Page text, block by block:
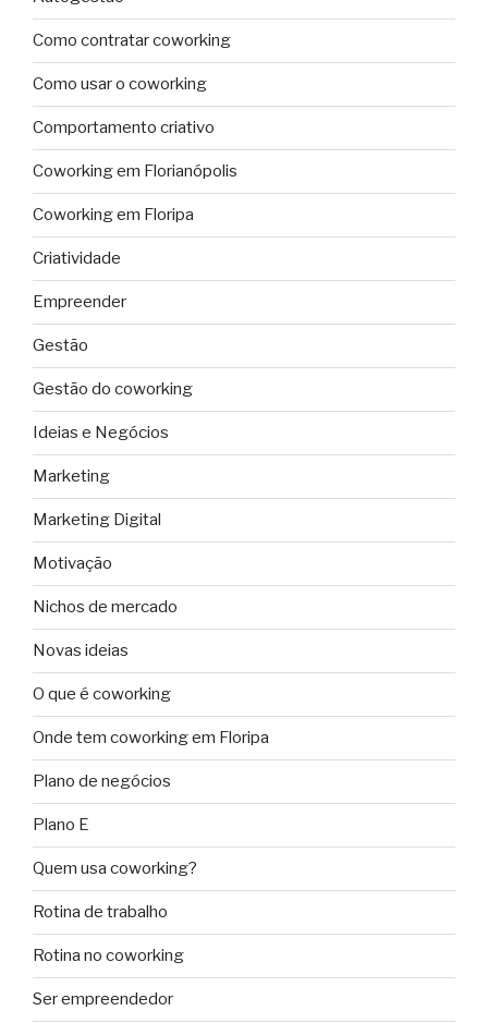
Como contratar coworking
Como usar o coworking
Comportamento criativo
Coworking em Florianópolis
Coworking em Floripa
Criatividade
Empreender
Gestão
Gestão do coworking
Ideias e Negócios
Marketing
Marketing Digital
Motivação
Nichos de mercado
Novas ideias
O que é coworking
Onde tem coworking em Floripa
Plano de negócios
Plano E
Quem usa coworking?
Rotina de trabalho
Rotina no coworking
Ser empreendedor